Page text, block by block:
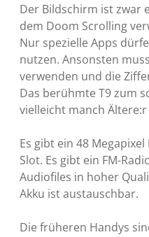
Der Bildschirm ist zwar
dem Doom Scrolling
Nur spezielle Apps
nutzen. Ansonsten
verwenden und die
Das berühmte T9 zum
vielleicht manch
Es gibt ein 48
Slot. Es gibt ein FM-
Audiofiles in hoher
Akku ist austauschbar.
Die früheren Handys